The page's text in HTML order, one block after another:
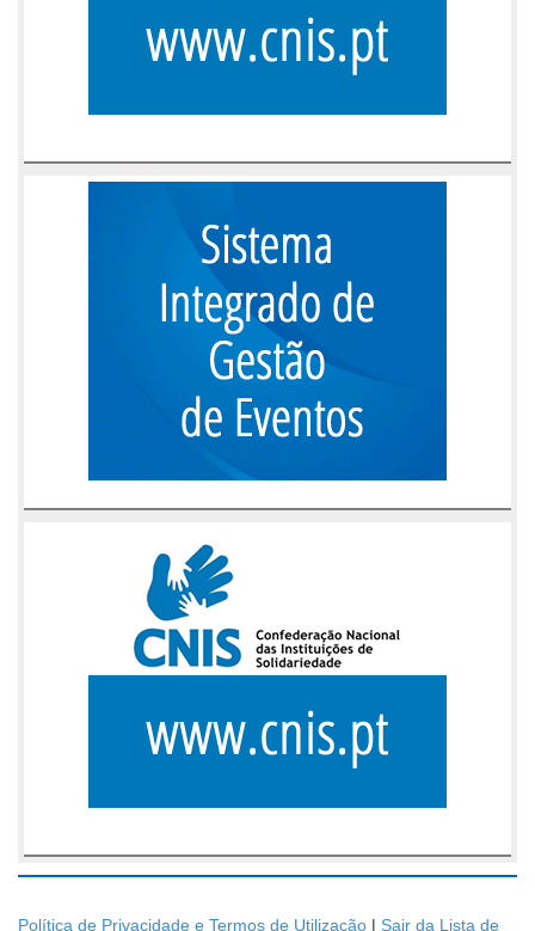
Política de Privacidade e Termos de Utilização | Sair da Lista de